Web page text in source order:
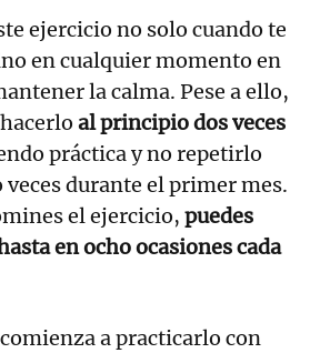
ejercicio no solo cuando te
en cualquier momento en
la calma. Pese a ello,
al principio dos veces
práctica y no repetirlo
veces durante el primer mes.
el ejercicio, puedes
en ocho ocasiones cada
a practicarlo con